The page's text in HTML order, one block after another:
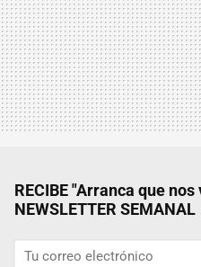
RECIBE "Arranca que
NEWSLETTER SEMANAL